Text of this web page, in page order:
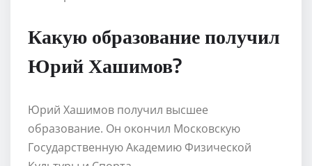
Какую образование получил
Юрий Хашимов?
Юрий Хашимов получил высшее
образование. Он окончил Московскую
Государственную Академию Физической